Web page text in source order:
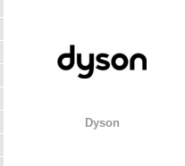
Dyson